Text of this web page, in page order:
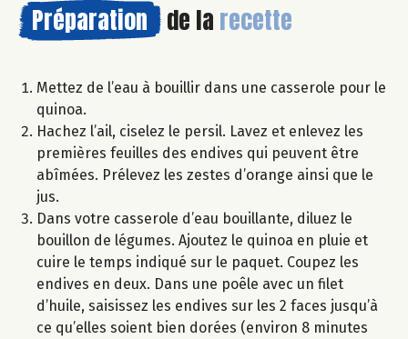
Préparation de la recette
Mettez de l’eau à bouillir dans une casserole pour le
quinoa.
Hachez l’ail, ciselez le persil. Lavez et enlevez les
premières feuilles des endives qui peuvent être
abîmées. Prélevez les zestes d’orange ainsi que le
jus.
Dans votre casserole d’eau bouillante, diluez le
bouillon de légumes. Ajoutez le quinoa en pluie et
cuire le temps indiqué sur le paquet. Coupez les
endives en deux. Dans une poêle avec un filet
d’huile, saisissez les endives sur les 2 faces jusqu’à
ce qu’elles soient bien dorées (environ 8 minutes